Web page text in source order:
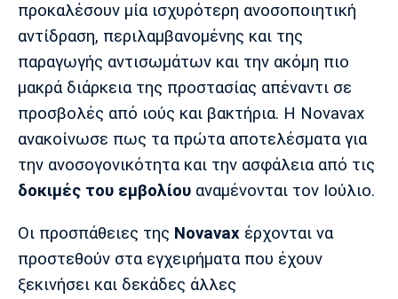
Λίβερπουλ
Σίτι
Γιουβέντους
Μπορούσια
Παρί Σεν
προκαλέσουν μία ισχυρότερη ανοσοποιητική
αντίδραση, περιλαμβανομένης και της
παραγωγής αντισωμάτων και την ακόμη πιο
μακρά διάρκεια της προστασίας απέναντι σε
προσβολές από ιούς και βακτήρια. Η Novavax
ανακοίνωσε πως τα πρώτα αποτελέσματα για
την ανοσογονικότητα και την ασφάλεια από τις
δοκιμές του εμβολίου αναμένονται τον Ιούλιο.
Οι προσπάθειες της Novavax έρχονται να
προστεθούν στα εγχειρήματα που έχουν
ξεκινήσει και δεκάδες άλλες